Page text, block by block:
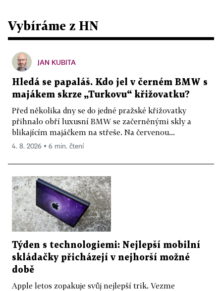
Vybíráme z HN
JAN KUBITA
Hledá se papaláš. Kdo jel v černém BMW s
majákem skrze „Turkovu“ křižovatku?
Před několika dny se do jedné pražské křižovatky
přihnalo obří luxusní BMW se začerněnými skly a
blikajícím majáčkem na střeše. Na červenou...
4. 8. 2026 ▪ 6 min. čtení
Týden s technologiemi: Nejlepší mobilní
skládačky přicházejí v nejhorší možné
době
Apple letos zopakuje svůj nejlepší trik. Vezme